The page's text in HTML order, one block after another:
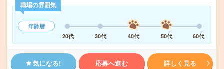
職場の雰囲気
年齢層
20代
30代 40代 50代 60代
気になる! 応募へ進む 詳しく見る